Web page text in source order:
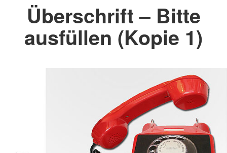
Überschrift – Bitte
ausfüllen (Kopie 1)